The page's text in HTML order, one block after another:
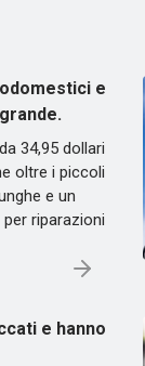
e
34,95 dollari
oltre i piccoli
e un
riparazioni
e hanno